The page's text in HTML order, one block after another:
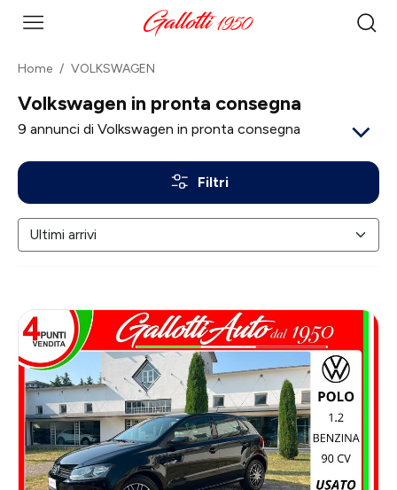
Home VOLKSWAGEN
Volkswagen in pronta consegna
9 annunci di Volkswagen in pronta consegna
Filtri